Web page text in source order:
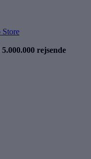
5.000.000 rejsende